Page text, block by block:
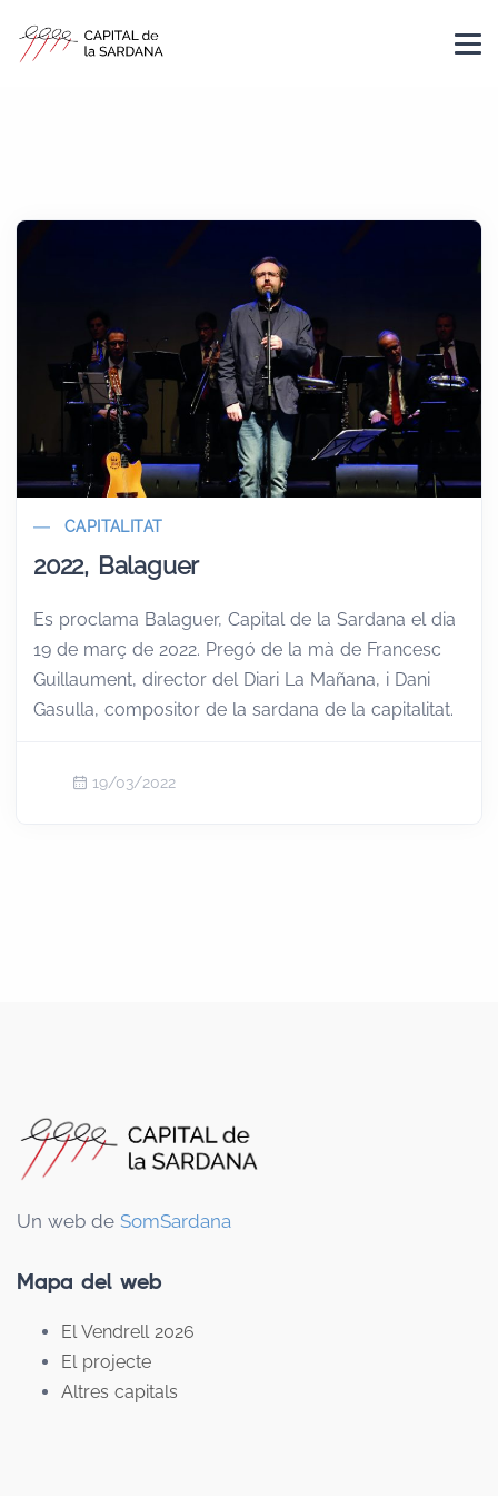
CAPITALITAT
2022, Balaguer
Es proclama Balaguer, Capital de la Sardana el dia
19 de març de 2022. Pregó de la mà de Francesc
Guillaument, director del Diari La Mañana, i Dani
Gasulla, compositor de la sardana de la capitalitat.
19/03/2022
Un web de SomSardana
Mapa del web
El Vendrell 2026
El projecte
Altres capitals